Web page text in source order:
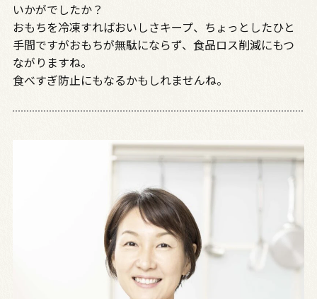
いかがでしたか？
おもちを冷凍すればおいしさキープ、ちょっとしたひと
手間ですがおもちが無駄にならず、食品ロス削減にもつ
ながりますね。
食べすぎ防止にもなるかもしれませんね。